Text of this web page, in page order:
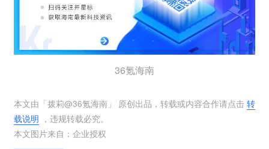
36氪海南
本文由「拨莉@36氪海南 」 原创出品，转载或内容合作请点击转
载说明 ，违规转载必究。
本文图片来自： 企业授权